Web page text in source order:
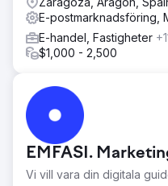
E-postmarknadsföring,
E-handel, Fastigheter
$1,000 - 2,500
EMFASI.
Vi vill vara din digitala